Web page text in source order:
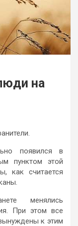
на
появился в
пунктом этой
как считается
менялись
При этом все
к этим